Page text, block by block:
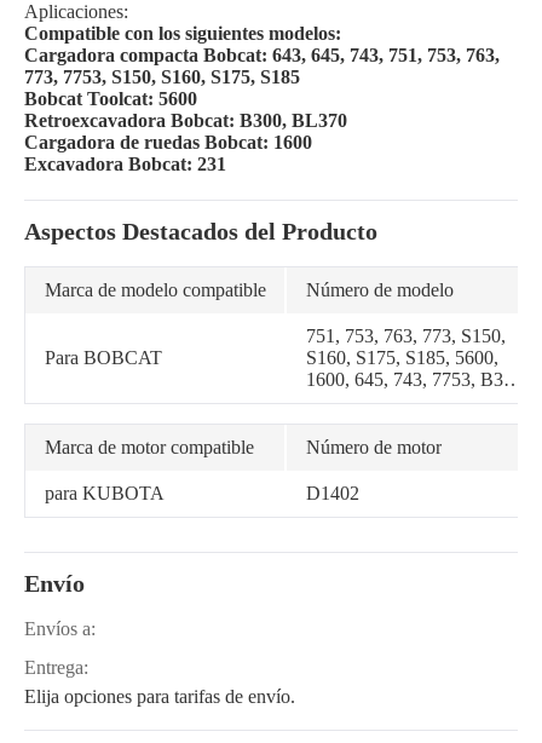
Aplicaciones:
Compatible con los siguientes modelos:
Cargadora compacta Bobcat: 643, 645, 743, 751, 753, 763,
773, 7753, S150, S160, S175, S185
Bobcat Toolcat: 5600
Retroexcavadora Bobcat: B300, BL370
Cargadora de ruedas Bobcat: 1600
Excavadora Bobcat: 231
Aspectos Destacados del Producto
Marca de modelo compatible Número de modelo
Para BOBCAT
751, 753, 763, 773, S150,
S160, S175, S185, 5600,
1600, 645, 743, 7753, B300,
BL370, 643
Marca de motor compatible Número de motor
para KUBOTA D1402
Envío
Envíos a:
Entrega:
Elija opciones para tarifas de envío.